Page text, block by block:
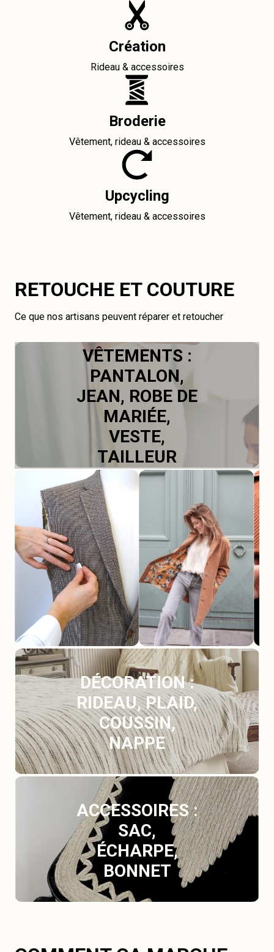
Création
Rideau & accessoires
Broderie
Vêtement, rideau & accessoires
Upcycling
Vêtement, rideau & accessoires
RETOUCHE ET COUTURE
Ce que nos artisans peuvent réparer et retoucher
VÊTEMENTS :
PANTALON,
JEAN, ROBE DE
MARIÉE,
VESTE,
TAILLEUR
DÉCORATION :
RIDEAU, PLAID,
COUSSIN,
NAPPE
ACCESSOIRES :
SAC,
ÉCHARPE,
BONNET